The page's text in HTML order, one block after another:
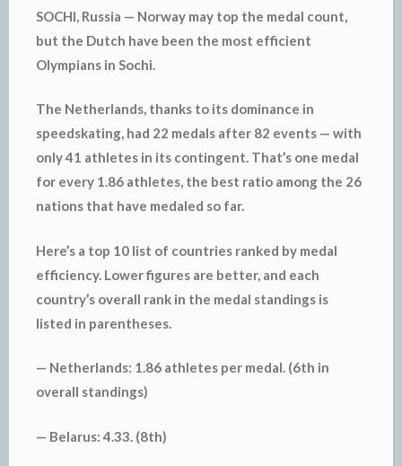
SOCHI, Russia — Norway may top the medal count,
but the Dutch have been the most efficient
Olympians in Sochi.
The Netherlands, thanks to its dominance in
speedskating, had 22 medals after 82 events — with
only 41 athletes in its contingent. That’s one medal
for every 1.86 athletes, the best ratio among the 26
nations that have medaled so far.
Here’s a top 10 list of countries ranked by medal
efficiency. Lower figures are better, and each
country’s overall rank in the medal standings is
listed in parentheses.
— Netherlands: 1.86 athletes per medal. (6th in
overall standings)
— Belarus: 4.33. (8th)